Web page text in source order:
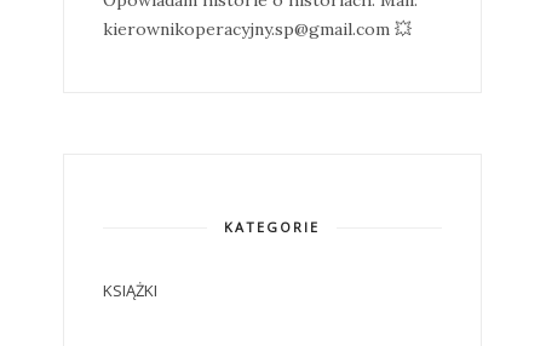
kierownikoperacyjny.sp@gmail.com 💥
KATEGORIE
KSIĄŻKI